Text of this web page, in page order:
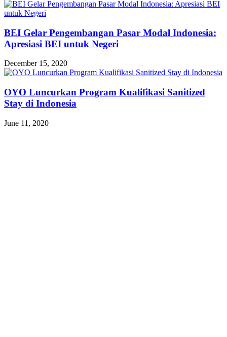
BEI Gelar Pengembangan Pasar Modal Indonesia:
Apresiasi BEI untuk Negeri
December 15, 2020
OYO Luncurkan Program Kualifikasi Sanitized
Stay di Indonesia
June 11, 2020